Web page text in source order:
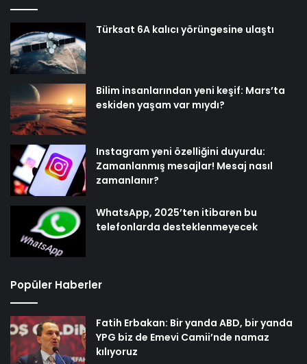
Türksat 6A kalıcı yörüngesine ulaştı
Bilim insanlarından yeni keşif: Mars’ta
eskiden yaşam var mıydı?
Instagram yeni özelliğini duyurdu:
Zamanlanmış mesajlar! Mesaj nasıl
zamanlanır?
WhatsApp, 2025’ten itibaren bu
telefonlarda desteklenmeyecek
Popüler Haberler
Fatih Erbakan: Bir yanda ABD, bir yanda
YPG biz de Emevi Camii’nde namaz
kılıyoruz